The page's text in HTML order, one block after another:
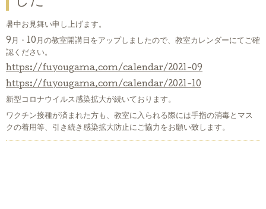
暑中お見舞い申し上げます。
9月・10月の教室開講日をアップしましたので、教室カレンダーにてご確
認ください。
https://fuyougama.com/calendar/2021-09
https://fuyougama.com/calendar/2021-10
新型コロナウイルス感染拡大が続いております。
ワクチン接種が済まれた方も、教室に入られる際には手指の消毒とマス
クの着用等、引き続き感染拡大防止にご協力をお願い致します。